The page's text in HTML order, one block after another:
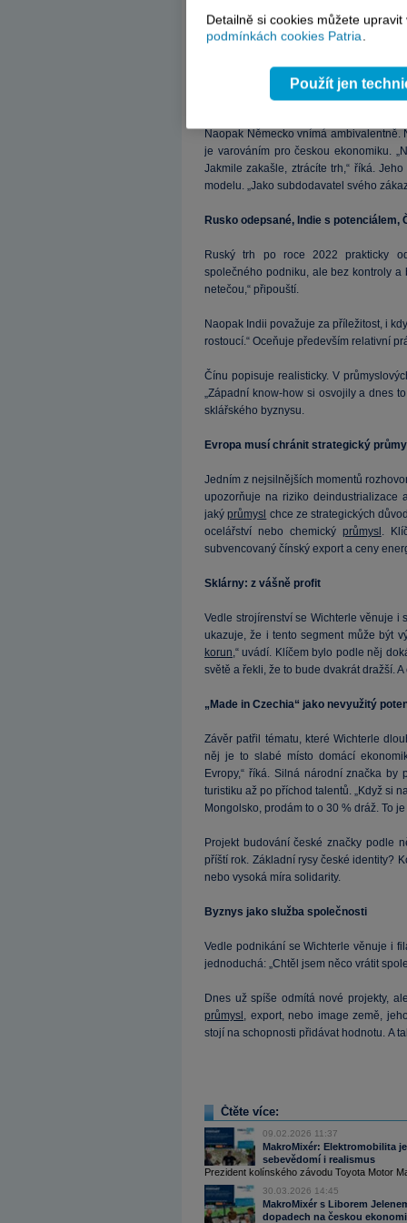
Amerika jako vztahový byznys,
Z geografického pohledu Wichterle
nejen obrovský, ale i specifický:
všechno bude fungovat a že problém
místě. „Ten vztah se z Evropy buduje
Naopak Německo vnímá
je varováním pro českou ekonomiku.
Jakmile zakašle, ztrácíte trh,“ říká.
modelu. „Jako subdodavatel svého
Rusko odepsané, Indie s potenciálem,
Ruský trh po roce 2022 prakticky
společného podniku, ale bez kontroly a
netečou,“ připouští.
Naopak Indii považuje za příležitost, i
rostoucí.“ Oceňuje především relativní
Čínu popisuje realisticky. V
„Západní know-how si osvojily a dnes
sklářského byznysu.
Evropa musí chránit strategický
Jedním z nejsilnějších momentů
upozorňuje na riziko deindustrializace
jakýprůmysl chce ze strategických
ocelářství nebo chemický průmysl .
subvencovaný čínský export a ceny
Sklárny: z vášně profit
Vedle strojírenství se Wichterle věnuje i
ukazuje, že i tento segment může být
korun,“ uvádí. Klíčem bylo podle něj
světě a řekli, že to bude dvakrát dražší. A
„Made in Czechia“ jako nevyužitý
Závěr patřil tématu, které Wichterle
něj je to slabé místo domácí
Evropy,“ říká. Silná národní značka
turistiku až po příchod talentů. „Když si
Mongolsko, prodám to o 30 % dráž. To
Projekt budování české značky podle
příští rok. Základní rysy české identity?
nebo vysoká míra solidarity.
Byznys jako služba společnosti
Vedle podnikání se Wichterle věnuje i
jednoduchá: „Chtěl jsem něco vrátit
Dnes už spíše odmítá nové projekty,
průmysl , export, nebo image země,
stojí na schopnosti přidávat hodnotu. A
Čtěte více:
09.02.2026 11:37
MakroMixér: Elektromobilita
sebevědomí i realismus
Prezident kolínského závodu Toyota Motor
30.03.2026 14:45
MakroMixér s Liborem
dopadech na českou
Detailně si cookies můžete
podmínkách cookies Patria.
Použít jen